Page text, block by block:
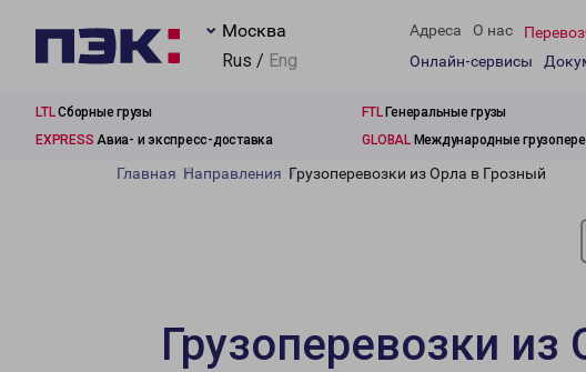
Москва
Rus / Eng
Адреса О нас
Онлайн-сервисы
LTLСборные грузы FTLГенеральные грузы
EXPRESS Авиа- и экспресс-доставка GLOBALМеждународные
Главная Направления Грузоперевозки из Орла в Грозный
Грузоперевозки